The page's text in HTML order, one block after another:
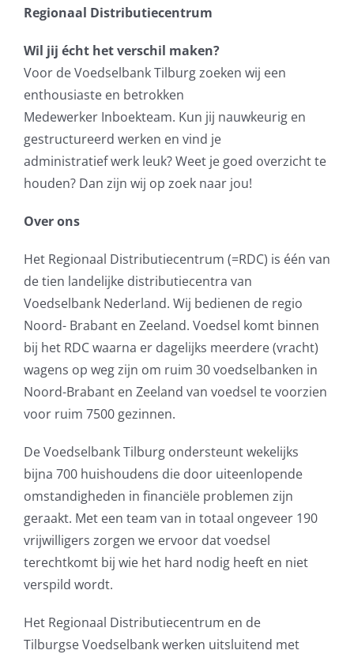
Regionaal Distributiecentrum
Wil jij écht het verschil maken?
Voor de Voedselbank Tilburg zoeken wij een
enthousiaste en betrokken
Medewerker Inboekteam. Kun jij nauwkeurig en
gestructureerd werken en vind je
administratief werk leuk? Weet je goed overzicht te
houden? Dan zijn wij op zoek naar jou!
Over ons
Het Regionaal Distributiecentrum (=RDC) is één van
de tien landelijke distributiecentra van
Voedselbank Nederland. Wij bedienen de regio
Noord- Brabant en Zeeland. Voedsel komt binnen
bij het RDC waarna er dagelijks meerdere (vracht)
wagens op weg zijn om ruim 30 voedselbanken in
Noord-Brabant en Zeeland van voedsel te voorzien
voor ruim 7500 gezinnen.
De Voedselbank Tilburg ondersteunt wekelijks
bijna 700 huishoudens die door uiteenlopende
omstandigheden in financiële problemen zijn
geraakt. Met een team van in totaal ongeveer 190
vrijwilligers zorgen we ervoor dat voedsel
terechtkomt bij wie het hard nodig heeft en niet
verspild wordt.
Het Regionaal Distributiecentrum en de
Tilburgse Voedselbank werken uitsluitend met